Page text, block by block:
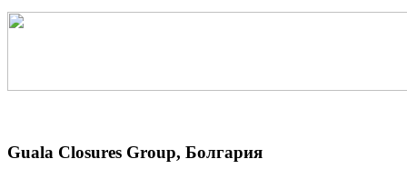
Guala Closures Group, Болгария